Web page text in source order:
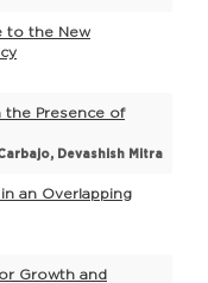
to the New
the Presence of
Devashish Mitra
an Overlapping
Growth and